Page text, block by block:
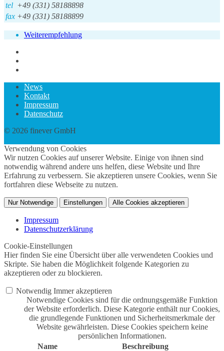
tel +49 (331) 58188898
fax +49 (331) 58188899
Weiterempfehlung
News
Kontakt
Impressum
Datenschutz
© 2026 finever GmbH
Verwendung von Cookies
Wir nutzen Cookies auf unserer Website. Einige von ihnen sind
notwendig während andere uns helfen, diese Website und Ihre
Erfahrung zu verbessern. Sie akzeptieren unsere Cookies, wenn Sie
fortfahren diese Webseite zu nutzen.
Nur Notwendige Einstellungen Alle Cookies akzeptieren
Impressum
Datenschutzerklärung
Cookie-Einstellungen
Hier finden Sie eine Übersicht über alle verwendeten Cookies und
Skripte. Sie haben die Möglichkeit folgende Kategorien zu
akzeptieren oder zu blockieren.
Notwendig Immer akzeptieren
Notwendige Cookies sind für die ordnungsgemäße Funktion
der Website erforderlich. Diese Kategorie enthält nur Cookies,
die grundlegende Funktionen und Sicherheitsmerkmale der
Website gewährleisten. Diese Cookies speichern keine
persönlichen Informationen.
Name
Beschreibung